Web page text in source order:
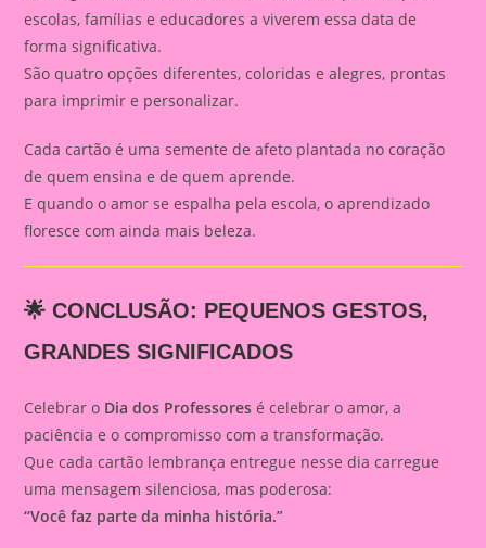
escolas, famílias e educadores a viverem essa data de
forma significativa.
São quatro opções diferentes, coloridas e alegres, prontas
para imprimir e personalizar.
Cada cartão é uma semente de afeto plantada no coração
de quem ensina e de quem aprende.
E quando o amor se espalha pela escola, o aprendizado
floresce com ainda mais beleza.
🌟 CONCLUSÃO: PEQUENOS GESTOS,
GRANDES SIGNIFICADOS
Celebrar o Dia dos Professores é celebrar o amor, a
paciência e o compromisso com a transformação.
Que cada cartão lembrança entregue nesse dia carregue
uma mensagem silenciosa, mas poderosa:
“Você faz parte da minha história.”